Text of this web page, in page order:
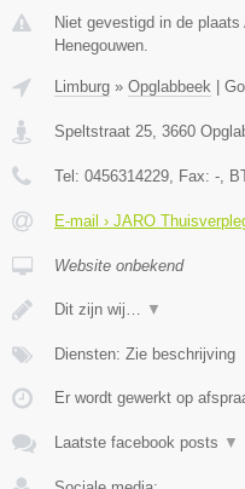
Niet gevestigd in de
Henegouwen.
Limburg » Opglabbeek |
Speltstraat 25 3660
Tel: 0456314229 , Fax: - ,
E-mail › JARO
Website onbekend
Dit zijn wij… ▼
Diensten: Zie beschrijving
Er wordt gewerkt op
Laatste facebook posts ▼